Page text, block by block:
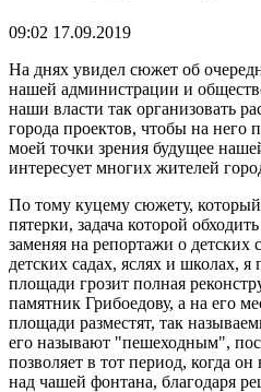
09:02 17.09.2019
На днях увидел сюжет об
нашей администрации и
наши власти так организовать
города проектов, чтобы на
моей точки зрения будущее
интересует многих жителей
По тому куцему сюжету,
пятерки, задача которой
заменяя на репортажи о детских
детских садах, яслях и школах, я
площади грозит полная
памятник Грибоедову, а на его
площади разместят, так
его называют "пешеходным",
позволяет в тот период, когда
над чашей фонтана, благодаря